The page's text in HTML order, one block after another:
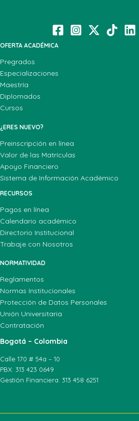
OFERTA ACADÉMICA
Pregrados
Especializaciones
Maestría
Diplomados
Cursos
¿ERES NUEVO?
Preinscripción en línea
Valor de las Matrículas
Apoyo Financiero
Sistema de Información Académico
RECURSOS
Pagos en línea
Calendario académico
Directorio Institucional
Trabaje con Nosotros
NORMATIVIDAD
Reglamentos
Normas Institucionales
Protección de Datos Personales
Unión Universitaria
Contratación
Bogotá – Colombia
Calle 170 # 54a – 10
PBX: 313 423 0649
Gestión Financiera: 313 458 6251